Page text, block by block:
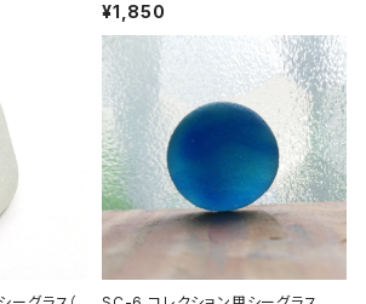
¥1,850